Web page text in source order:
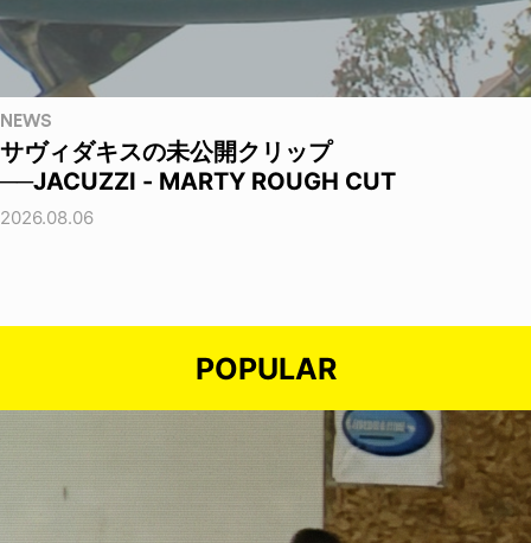
NEWS
サヴィダキスの未公開クリップ
──JACUZZI - MARTY ROUGH CUT
2026.08.06
POPULAR